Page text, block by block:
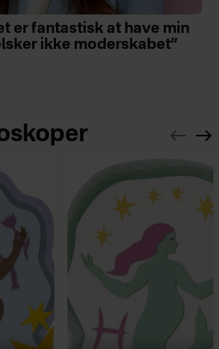
er fantastisk at have min
ikke moderskabet”